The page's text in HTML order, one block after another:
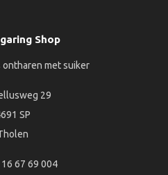
Shop
met suiker
29
SP
16 67 69 004